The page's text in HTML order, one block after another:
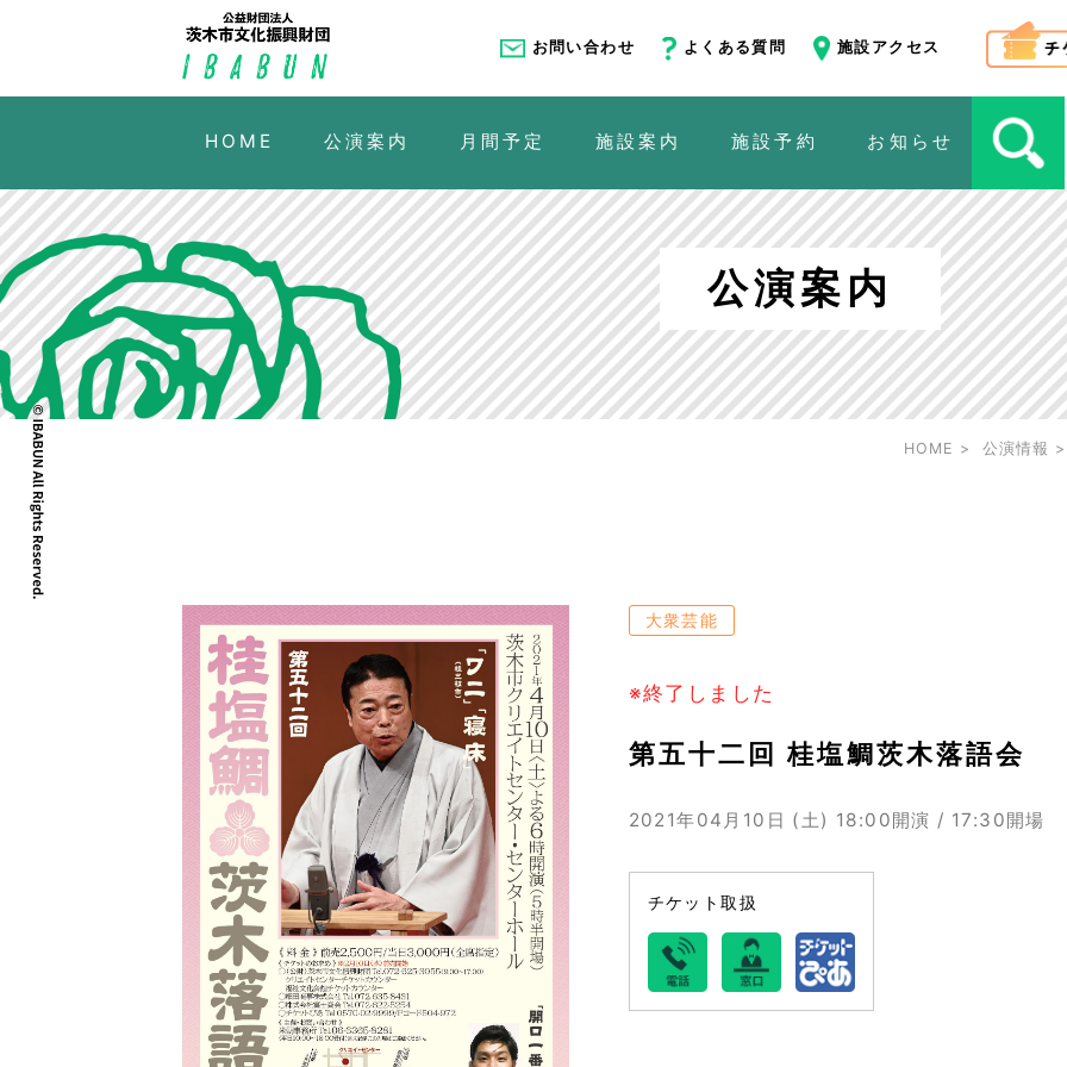
お問い合わせ よくある質問 施設アクセス
HOME 公演案内 月間予定 施設案内 施設予約 お知らせ
公演案内
HOME 公演情報
大衆芸能
※終了しました
第五十二回 桂塩鯛茨木落語会
2021年04月10日 (土) 18:00開演 / 17:30開場
チケット取扱